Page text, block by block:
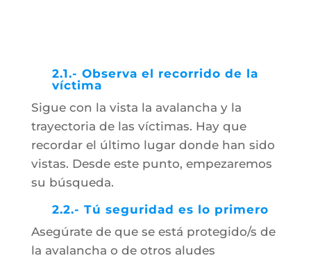
2.1.- Observa el recorrido de la
víctima
Sigue con la vista la avalancha y la
trayectoria de las víctimas. Hay que
recordar el último lugar donde han sido
vistas. Desde este punto, empezaremos
su búsqueda.
2.2.- Tú seguridad es lo primero
Asegúrate de que se está protegido/s de
la avalancha o de otros aludes